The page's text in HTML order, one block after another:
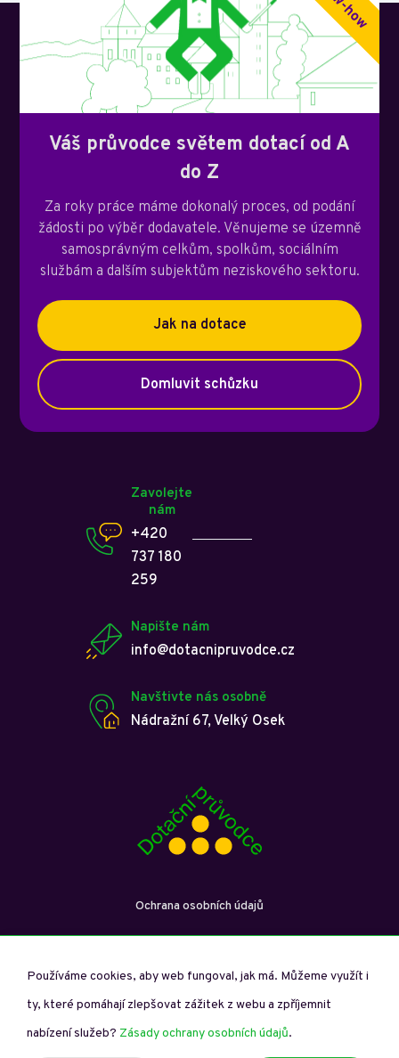
Váš průvodce světem dotací od A
do Z
Za roky práce máme dokonalý proces, od podání
žádosti po výběr dodavatele. Věnujeme se územně
samosprávným celkům, spolkům, sociálním
službám a dalším subjektům neziskového sektoru.
Jak na dotace
Domluvit schůzku
Zavolejte
nám
+420
737 180
259
Napište nám
info@dotacnipruvodce.cz
Navštivte nás osobně
Nádražní 67, Velký Osek
Ochrana osobních údajů
Dotační průvodce © Copyright 2026. Všechna práva vyhrazena.
Spravuje studio
Používáme cookies, aby web fungoval, jak má. Můžeme využít i
ty, které pomáhají zlepšovat zážitek z webu a zpříjemnit
nabízení služeb? Zásady ochrany osobních údajů.